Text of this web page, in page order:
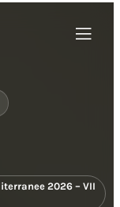
2026 – VII